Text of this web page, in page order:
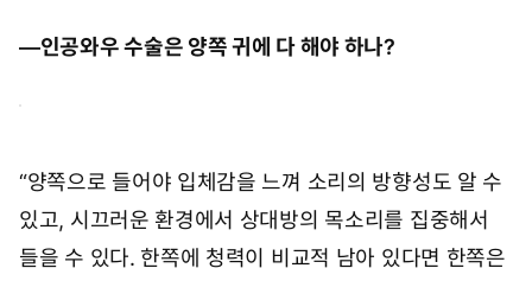
―인공와우 수술은 양쪽 귀에 다 해야 하나?
“양쪽으로 들어야 입체감을 느껴 소리의 방향성도 알 수
있고, 시끄러운 환경에서 상대방의 목소리를 집중해서
들을 수 있다. 한쪽에 청력이 비교적 남아 있다면 한쪽은